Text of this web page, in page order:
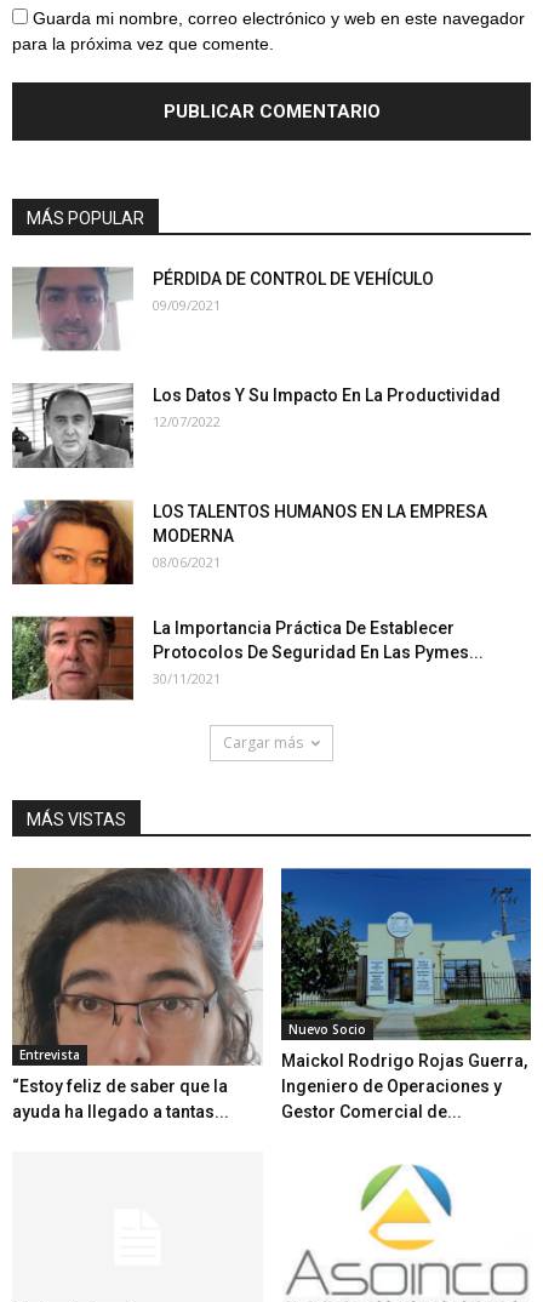
Guarda mi nombre, correo electrónico y web en este navegador
para la próxima vez que comente.
MÁS POPULAR
PÉRDIDA DE CONTROL DE VEHÍCULO
09/09/2021
Los Datos Y Su Impacto En La Productividad
12/07/2022
LOS TALENTOS HUMANOS EN LA EMPRESA
MODERNA
08/06/2021
La Importancia Práctica De Establecer
Protocolos De Seguridad En Las Pymes...
30/11/2021
Cargar más
MÁS VISTAS
Entrevista
“Estoy feliz de saber que la
ayuda ha llegado a tantas...
Nuevo Socio
Maickol Rodrigo Rojas Guerra,
Ingeniero de Operaciones y
Gestor Comercial de...